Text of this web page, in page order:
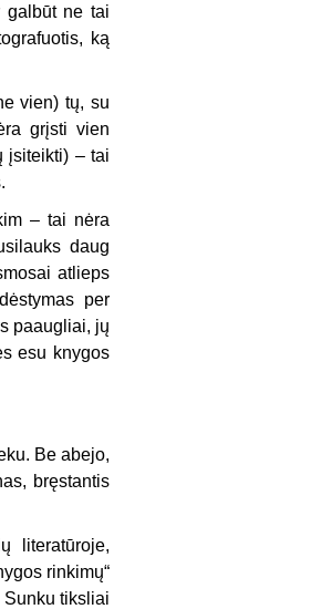
galbūt ne tai
ką
vien) tų, su
grįsti vien
įsiteikti) – tai
– tai nėra
daug
atlieps
per
paaugliai, jų
esu knygos
Be abejo,
bręstantis
literatūroje,
rinkimų“
tiksliai